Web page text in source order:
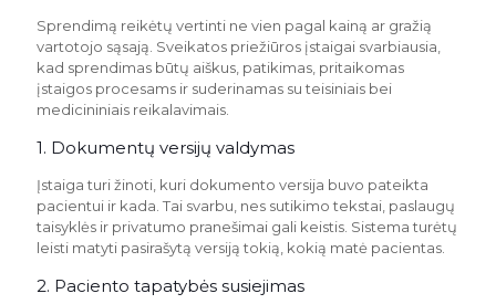
Sprendimą reikėtų vertinti ne vien pagal kainą ar gražią
vartotojo sąsają. Sveikatos priežiūros įstaigai svarbiausia,
kad sprendimas būtų aiškus, patikimas, pritaikomas
įstaigos procesams ir suderinamas su teisiniais bei
medicininiais reikalavimais.
1. Dokumentų versijų valdymas
Įstaiga turi žinoti, kuri dokumento versija buvo pateikta
pacientui ir kada. Tai svarbu, nes sutikimo tekstai, paslaugų
taisyklės ir privatumo pranešimai gali keistis. Sistema turėtų
leisti matyti pasirašytą versiją tokią, kokią matė pacientas.
2. Paciento tapatybės susiejimas